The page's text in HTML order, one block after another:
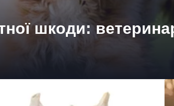
шкоди: